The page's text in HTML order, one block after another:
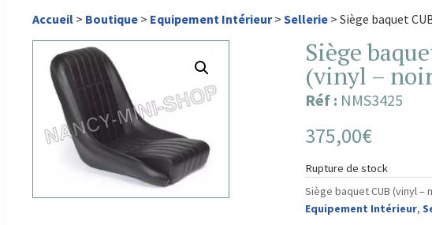
Accueil> Boutique> Equipement Intérieur> Sellerie> Siège baquet
Siège
(vinyl –
Réf : NMS3425
375,00€
Rupture de stock
Siège baquet CUB (vinyl
Equipement Intérieur,